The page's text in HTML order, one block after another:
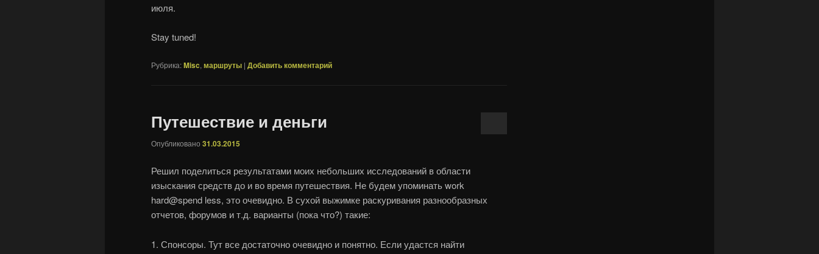
июля.
Stay tuned!
Рубрика:Misc, маршруты | Добавить комментарий
Путешествие и деньги
Опубликовано 31.03.2015
Решил поделиться результатами моих небольших исследований в области
изыскания средств до и во время путешествия. Не будем упоминать work
hard@spend less, это очевидно. В сухой выжимке раскуривания разнообразных
отчетов, форумов и т.д. варианты (пока что?) такие:
1. Спонсоры. Тут все достаточно очевидно и понятно. Если удастся найти